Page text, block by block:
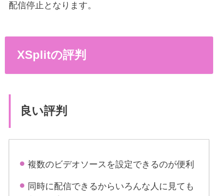
配信停止となります。
XSplitの評判
良い評判
複数のビデオソースを設定できるのが便利
同時に配信できるからいろんな人に見ても